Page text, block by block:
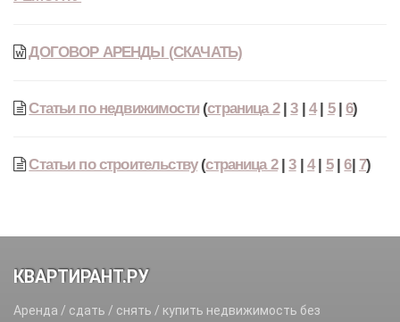
ДОГОВОР АРЕНДЫ (СКАЧАТЬ)
Статьи по недвижимости(страница 2|3| 4| 5|6)
Статьи по строительству(страница 2|3|4| 5|6| 7)
КВАРТИРАНТ.РУ
Аренда / сдать / снять / купить недвижимость без